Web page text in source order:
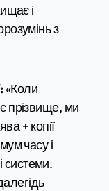
і
з
«Коли
прізвище, ми
+ копії
часу і
системи.